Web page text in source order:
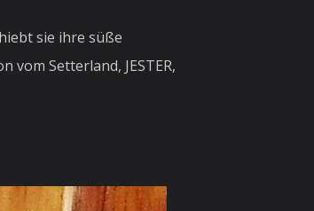
sie ihre süße
Setterland, JESTER,